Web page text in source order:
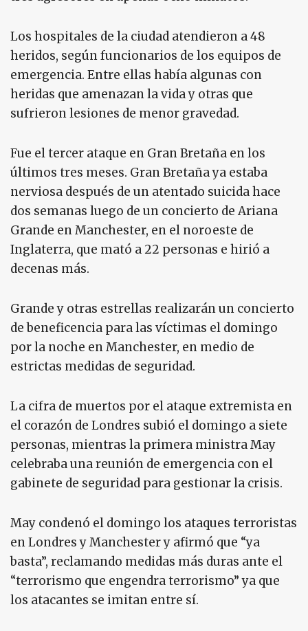
Los hospitales de la ciudad atendieron a 48
heridos, según funcionarios de los equipos de
emergencia. Entre ellas había algunas con
heridas que amenazan la vida y otras que
sufrieron lesiones de menor gravedad.
Fue el tercer ataque en Gran Bretaña en los
últimos tres meses. Gran Bretaña ya estaba
nerviosa después de un atentado suicida hace
dos semanas luego de un concierto de Ariana
Grande en Manchester, en el noroeste de
Inglaterra, que mató a 22 personas e hirió a
decenas más.
Grande y otras estrellas realizarán un concierto
de beneficencia para las víctimas el domingo
por la noche en Manchester, en medio de
estrictas medidas de seguridad.
La cifra de muertos por el ataque extremista en
el corazón de Londres subió el domingo a siete
personas, mientras la primera ministra May
celebraba una reunión de emergencia con el
gabinete de seguridad para gestionar la crisis.
May condenó el domingo los ataques terroristas
en Londres y Manchester y afirmó que “ya
basta”, reclamando medidas más duras ante el
“terrorismo que engendra terrorismo” ya que
los atacantes se imitan entre sí.